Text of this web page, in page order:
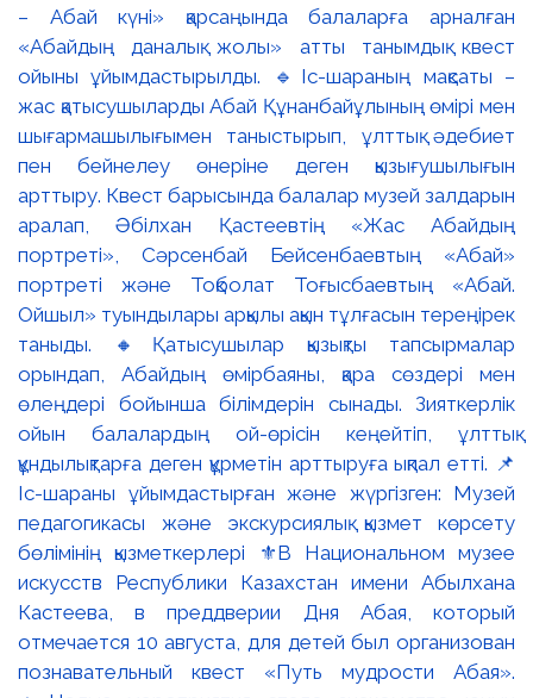
– Абай күні» қарсаңында балаларға арналған
«Абайдың даналық жолы» атты танымдық квест
ойыны ұйымдастырылды. 🔹Іс-шараның мақсаты –
жас қатысушыларды Абай Құнанбайұлының өмірі мен
шығармашылығымен таныстырып, ұлттық әдебиет
пен бейнелеу өнеріне деген қызығушылығын
арттыру. Квест барысында балалар музей залдарын
аралап, Әбілхан Қастеевтің «Жас Абайдың
портреті», Сәрсенбай Бейсенбаевтың «Абай»
портреті және Тоқболат Тоғысбаевтың «Абай.
Ойшыл» туындылары арқылы ақын тұлғасын тереңірек
таныды. 🔸Қатысушылар қызықты тапсырмалар
орындап, Абайдың өмірбаяны, қара сөздері мен
өлеңдері бойынша білімдерін сынады. Зияткерлік
ойын балалардың ой-өрісін кеңейтіп, ұлттық
құндылықтарға деген құрметін арттыруға ықпал етті. 📌
Іс-шараны ұйымдастырған және жүргізген: Музей
педагогикасы және экскурсиялық қызмет көрсету
бөлімінің қызметкерлері ⚜️В Национальном музее
искусств Республики Казахстан имени Абылхана
Кастеева, в преддверии Дня Абая, который
отмечается 10 августа, для детей был организован
познавательный квест «Путь мудрости Абая».